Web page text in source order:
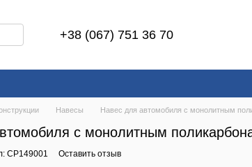
+38 (067) 751 36 70
Навесы Навес для автомобиля с монолитным
с монолитным
CP149001 Оставить отзыв